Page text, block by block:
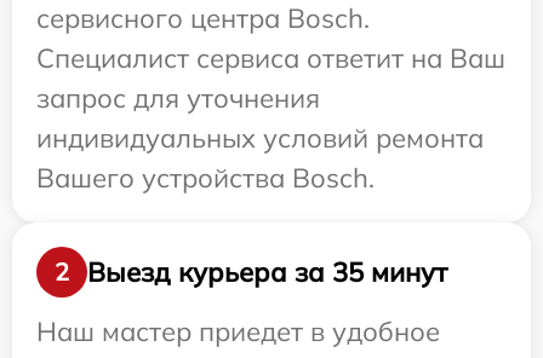
сервисного центра Bosch.
Специалист сервиса ответит на Ваш
запрос для уточнения
индивидуальных условий ремонта
Вашего устройства Bosch.
2
Выезд курьера за 35 минут
Наш мастер приедет в удобное